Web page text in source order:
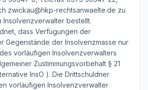
zwickau@hkp-rechtsanwaelte.de zu
Insolvenzverwalter bestellt.
dass Verfügungen der
Gegenstände der Insolvenzmasse nur
vorläufigen Insolvenzverwalters
Zustimmungsvorbehalt § 21
InsO ). Die Drittschuldner
vorläufigen Insolvenzverwalter